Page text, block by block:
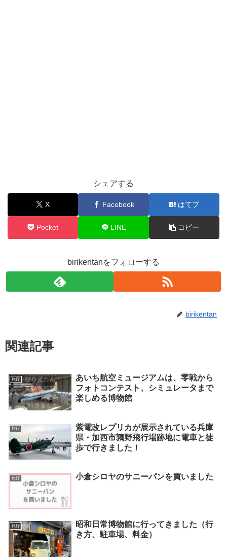
シェアする
X Facebook はてブ
Pocket LINE コピー
birikentanをフォローする
birikentan
関連記事
旅行
あいち航空ミュージアムは、零戦から
フォトコンテスト、シミュレータまで
楽しめる博物館
旅行
紫電改レプリカが展示されている兵庫
県・加西市鶉野飛行場跡地に電車と徒
歩で行きました！
旅行 小倉シロヤのサニーパンを買いました
旅行
昭和日常博物館に行ってきました（行
き方、駐車場、料金）